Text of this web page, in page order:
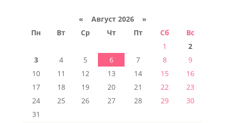
« Август 2026 »
Пн
Вт Ср Чт Пт Сб
Вс
1
2
3
4 5 6 7 8
9
10
11 12 13 14 15
16
17
18 19 20 21 22
23
24
25 26 27 28 29
30
31